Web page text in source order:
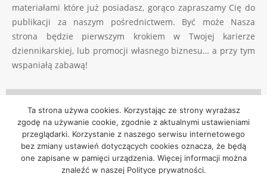
materiałami które już posiadasz, gorąco zapraszamy Cię do
publikacji za naszym pośrednictwem. Być może Nasza
strona będzie pierwszym krokiem w Twojej karierze
dziennikarskiej, lub promocji własnego biznesu… a przy tym
wspaniałą zabawą!
Artykuły
Kontakt
Ta strona używa cookies. Korzystając ze strony wyrażasz
zgodę na używanie cookie, zgodnie z aktualnymi ustawieniami
przeglądarki. Korzystanie z naszego serwisu internetowego
bez zmiany ustawień dotyczących cookies oznacza, że będą
one zapisane w pamięci urządzenia. Więcej informacji można
znaleźć w naszej Polityce prywatności.